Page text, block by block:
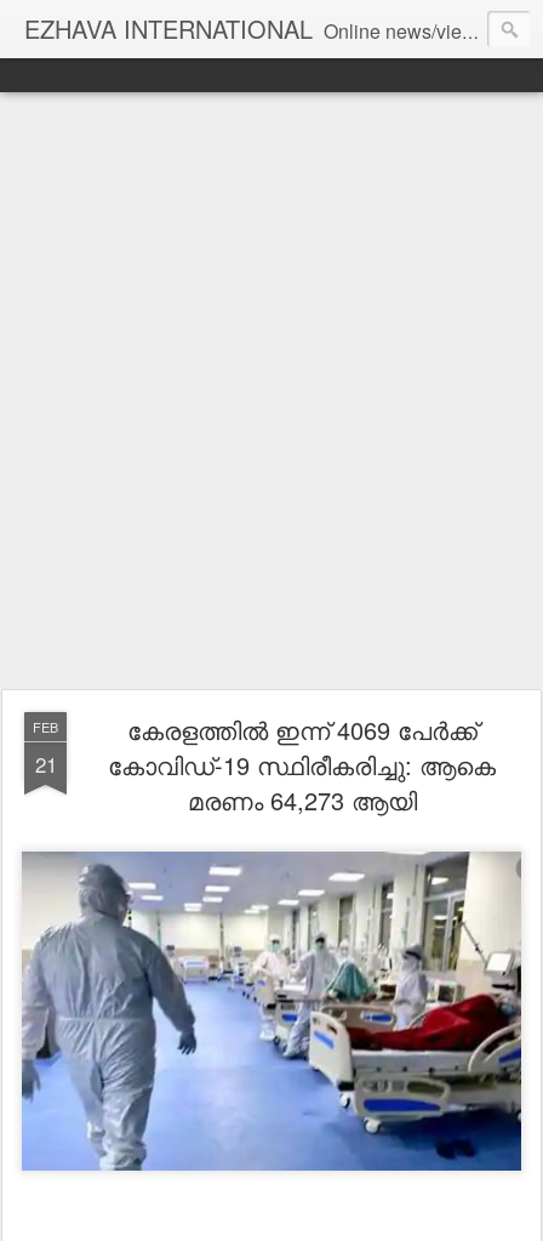
EZHAVA INTERNATIONAL Online news/views JOURNAL... Connecting the community worldwide Editorial Director: Prem Chandran
FEB
21
കേരളത്തില്‍ ഇന്ന് 4069 പേര്‍ക്ക്
കോവിഡ്-19 സ്ഥിരീകരിച്ചു: ആകെ
മരണം 64,273 ആയി